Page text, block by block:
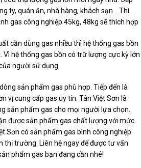
ty, quán ăn, nhà hàng, khách sạn… Thì
gas công nghiệp 45kg, 48kg sẽ thích hợp
cần dùng gas nhiều thì hệ thống gas bồn
Vì hệ thống gas bồn có trữ lượng cực kỳ lớn
người sử dụng.
sản phẩm gas phù hợp. Tiếp đến là
vị cung cấp gas uy tín. Tân Việt Sơn là
sản phẩm gas cho mọi người lựa chọn.
được sản phẩm gas chất lượng với mức
Sơn có sản phẩm gas bình công nghiệp
thị trường. Liên hệ ngay để được tư vấn
phẩm gas bạn đang cần nhé!